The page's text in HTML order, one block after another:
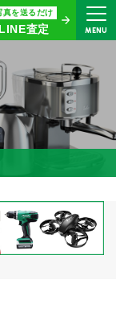
真を送るだけ
LINE査定 MENU
せ・